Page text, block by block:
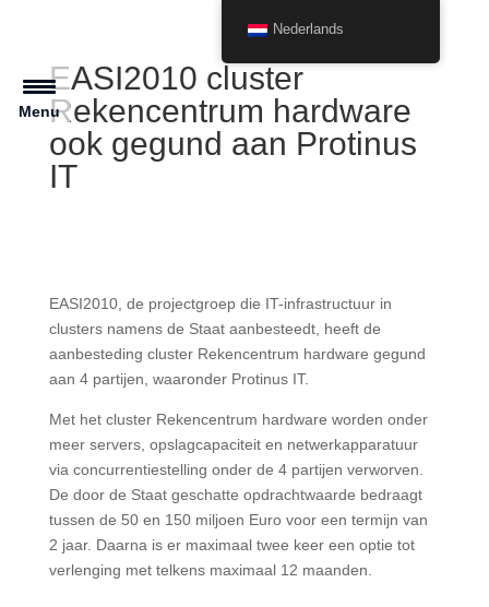
EASI2010 cluster
Rekencentrum hardware
ook gegund aan Protinus
IT
EASI2010, de projectgroep die IT-infrastructuur in
clusters namens de Staat aanbesteedt, heeft de
aanbesteding cluster Rekencentrum hardware gegund
aan 4 partijen, waaronder Protinus IT.
Met het cluster Rekencentrum hardware worden onder
meer servers, opslagcapaciteit en netwerkapparatuur
via concurrentiestelling onder de 4 partijen verworven.
De door de Staat geschatte opdrachtwaarde bedraagt
tussen de 50 en 150 miljoen Euro voor een termijn van
2 jaar. Daarna is er maximaal twee keer een optie tot
verlenging met telkens maximaal 12 maanden.
Nederlands
Menu